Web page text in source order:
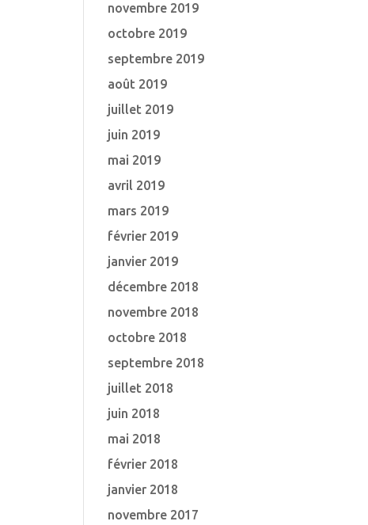
novembre 2019
octobre 2019
septembre 2019
août 2019
juillet 2019
juin 2019
mai 2019
avril 2019
mars 2019
février 2019
janvier 2019
décembre 2018
novembre 2018
octobre 2018
septembre 2018
juillet 2018
juin 2018
mai 2018
février 2018
janvier 2018
novembre 2017